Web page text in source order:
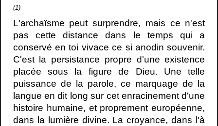
(1)
L'archaïsme peut surprendre, mais ce n'est
pas cette distance dans le temps qui a
conservé en toi vivace ce si anodin souvenir.
C'est la persistance propre d'une existence
placée sous la figure de Dieu. Une telle
puissance de la parole, ce marquage de la
langue en dit long sur cet enracinement d'une
histoire humaine, et proprement européenne,
dans la lumière divine. La croyance, dans l'à